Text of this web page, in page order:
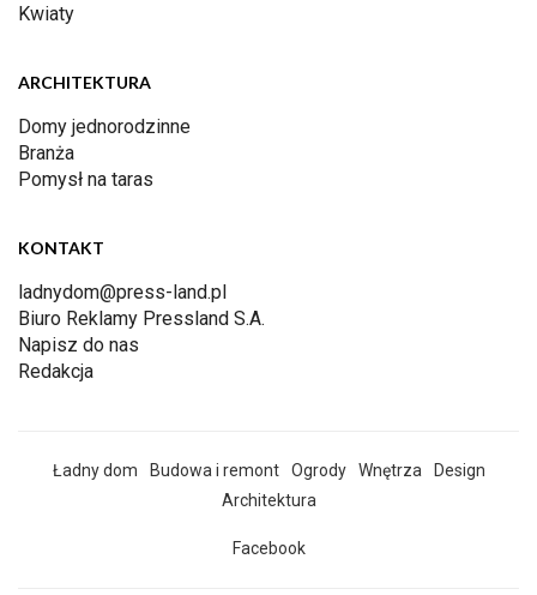
Kwiaty
ARCHITEKTURA
Domy jednorodzinne
Branża
Pomysł na taras
KONTAKT
ladnydom@press-land.pl
Biuro Reklamy Pressland S.A.
Napisz do nas
Redakcja
Ładny dom Budowa i remont Ogrody Wnętrza
Design
Architektura
Facebook